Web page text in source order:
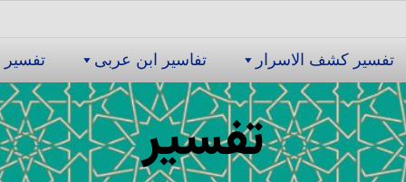
تفسیر كشف الاسرار تفاسیر ابن عربى تفسیر
تفسیر